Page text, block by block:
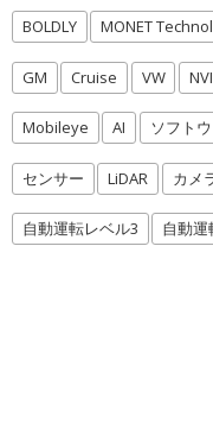
BOLDLY MONET
GM Cruise VW
Mobileye AI ソフト
センサー LiDAR カメ
自動運転レベル3 自動